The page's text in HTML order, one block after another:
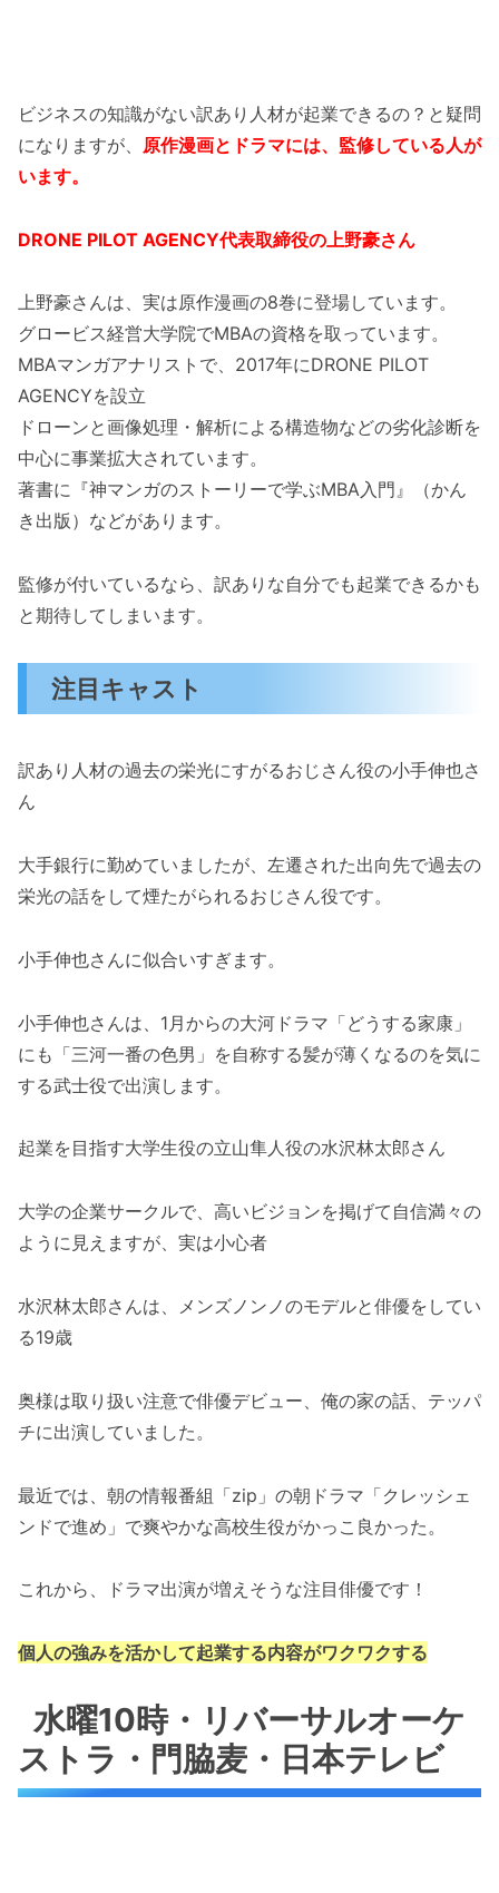
ビジネスの知識がない訳あり人材が起業できるの？と疑問
になりますが、 原作漫画とドラマには、監修している人が
います。
DRONE PILOT AGENCY代表取締役の上野豪さん
上野豪さんは、実は原作漫画の8巻に登場しています。
グロービス経営大学院でMBAの資格を取っています。
MBAマンガアナリストで、2017年にDRONE PILOT
AGENCYを設立
ドローンと画像処理・解析による構造物などの劣化診断を
中心に事業拡大されています。
著書に『神マンガのストーリーで学ぶMBA入門』（かん
き出版）などがあります。
監修が付いているなら、訳ありな自分でも起業できるかも
と期待してしまいます。
注目キャスト
訳あり人材の過去の栄光にすがるおじさん役の小手伸也さ
ん
大手銀行に勤めていましたが、左遷された出向先で過去の
栄光の話をして煙たがられるおじさん役です。
小手伸也さんに似合いすぎます。
小手伸也さんは、1月からの大河ドラマ「どうする家康」
にも「三河一番の色男」を自称する髪が薄くなるのを気に
する武士役で出演します。
起業を目指す大学生役の立山隼人役の水沢林太郎さん
大学の企業サークルで、高いビジョンを掲げて自信満々の
ように見えますが、実は小心者
水沢林太郎さんは、メンズノンノのモデルと俳優をしてい
る19歳
奥様は取り扱い注意で俳優デビュー、俺の家の話、テッパ
チに出演していました。
最近では、朝の情報番組「zip」の朝ドラマ「クレッシェ
ンドで進め」で爽やかな高校生役がかっこ良かった。
これから、ドラマ出演が増えそうな注目俳優です！
個人の強みを活かして起業する内容がワクワクする
水曜10時・リバーサルオーケ
ストラ・門脇麦・日本テレビ